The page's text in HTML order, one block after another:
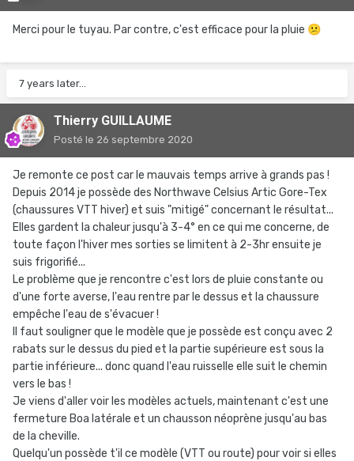
Merci pour le tuyau. Par contre, c'est efficace pour la pluie 😕
7 years later...
Thierry GUILLAUME
Posté le 26 septembre 2020
Je remonte ce post car le mauvais temps arrive à grands pas !
Depuis 2014 je possède des Northwave Celsius Artic Gore-Tex
(chaussures VTT hiver) et suis "mitigé" concernant le résultat...
Elles gardent la chaleur jusqu'à 3-4° en ce qui me concerne, de
toute façon l'hiver mes sorties se limitent à 2-3hr ensuite je
suis frigorifié...
Le problème que je rencontre c'est lors de pluie constante ou
d'une forte averse, l'eau rentre par le dessus et la chaussure
empêche l'eau de s'évacuer !
Il faut souligner que le modèle que je possède est conçu avec 2
rabats sur le dessus du pied et la partie supérieure est sous la
partie inférieure... donc quand l'eau ruisselle elle suit le chemin
vers le bas !
Je viens d'aller voir les modèles actuels, maintenant c'est une
fermeture Boa latérale et un chausson néoprène jusqu'au bas
de la cheville.
Quelqu'un possède t'il ce modèle (VTT ou route) pour voir si elles